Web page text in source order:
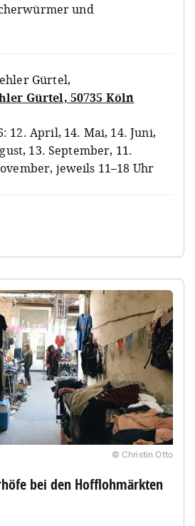
und
Gürtel,
Gürtel, 50735 Köln
12. April, 14. Mai, 14. Juni,
13. September, 11.
jeweils 11–18 Uhr
© Christin Otto
bei den Hofflohmärkten